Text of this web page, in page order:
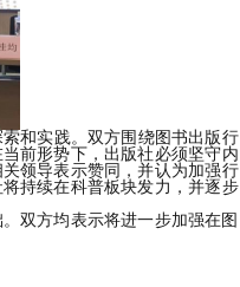
和实践。双方围绕图书出版行
前形势下，出版社必须坚守内
关领导表示赞同，并认为加强行
持续在科普板块发力，并逐步
双方均表示将进一步加强在图